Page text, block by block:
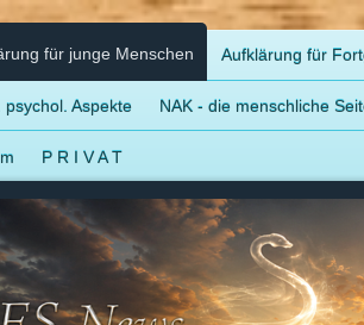
für junge Menschen Aufklärung für
psychol. Aspekte NAK - die menschliche
P R I V A T